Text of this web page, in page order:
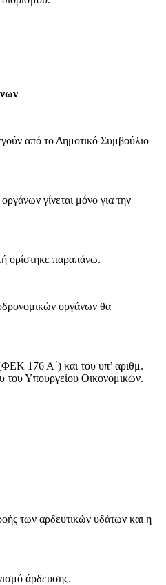
από το Δημοτικό Συμβούλιο
γίνεται μόνο για την
ορίστηκε παραπάνω.
οργάνων θα
176 Α΄) και του υπ’ αριθμ.
Υπουργείου Οικονομικών.
των αρδευτικών υδάτων και η
άρδευσης.